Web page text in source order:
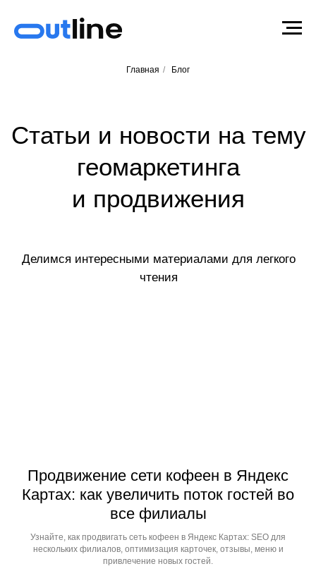
Главная / Блог
и продвижения
чтения
Продвижение сети кофеен в Яндекс
Картах: как увеличить поток гостей во
все филиалы
Узнайте, как продвигать сеть кофеен в Яндекс Картах: SEO для
нескольких филиалов, оптимизация карточек, отзывы, меню и
привлечение новых гостей.